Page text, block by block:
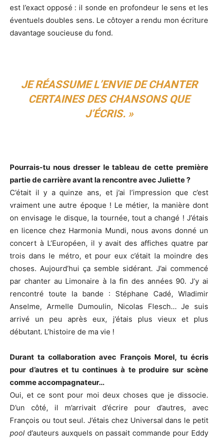
est l’exact opposé : il sonde en profondeur le sens et les
éventuels doubles sens. Le côtoyer a rendu mon écriture
davantage soucieuse du fond.
JE RÉASSUME L’ENVIE DE CHANTER
CERTAINES DES CHANSONS QUE
J’ÉCRIS. »
Pourrais-tu nous dresser le tableau de cette première
partie de carrière avant la rencontre avec Juliette ?
C’était il y a quinze ans, et j’ai l’impression que c’est
vraiment une autre époque ! Le métier, la manière dont
on envisage le disque, la tournée, tout a changé ! J’étais
en licence chez Harmonia Mundi, nous avons donné un
concert à L’Européen, il y avait des affiches quatre par
trois dans le métro, et pour eux c’était la moindre des
choses. Aujourd’hui ça semble sidérant. J’ai commencé
par chanter au Limonaire à la fin des années 90. J’y ai
rencontré toute la bande : Stéphane Cadé, Wladimir
Anselme, Armelle Dumoulin, Nicolas Flesch… Je suis
arrivé un peu après eux, j’étais plus vieux et plus
débutant. L’histoire de ma vie !
Durant ta collaboration avec François Morel, tu écris
pour d’autres et tu continues à te produire sur scène
comme accompagnateur…
Oui, et ce sont pour moi deux choses que je dissocie.
D’un côté, il m’arrivait d’écrire pour d’autres, avec
François ou tout seul. J’étais chez Universal dans le petit
pool d’auteurs auxquels on passait commande pour Eddy